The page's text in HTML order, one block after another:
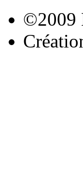
©2009